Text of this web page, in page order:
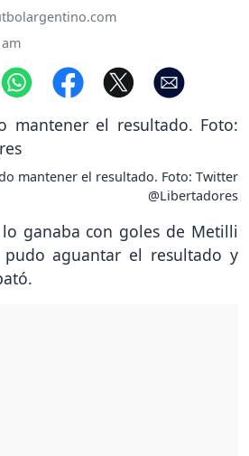
mantener el resultado. Foto: Twitter
@Libertadores
ganaba con goles de Metilli
aguantar el resultado y